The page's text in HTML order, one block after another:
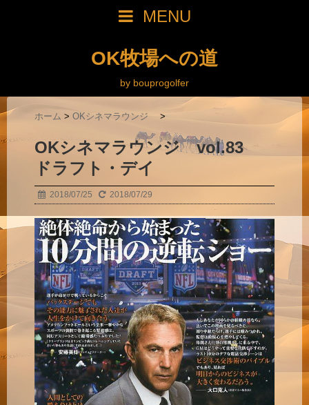
MENU
OK牧場への道
by bouprogolfer
ホーム > OKシネマラウンジ >
OKシネマラウンジ vol.83
ドラフト・デイ
2018/07/25 2018/07/29